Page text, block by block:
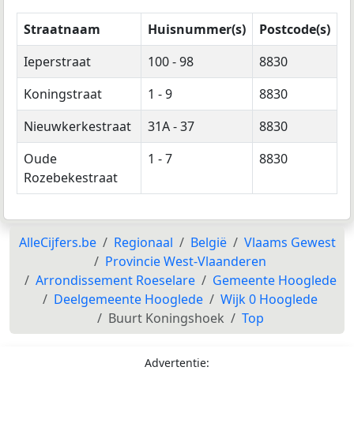
Straatnaam Huisnummer(s)
Postcode(s)
Ieperstraat
100 - 98
8830
Koningstraat
1 - 9
8830
Nieuwkerkestraat
31A - 37
8830
Oude
Rozebekestraat
1 - 7 8830
AlleCijfers.be Regionaal België
Vlaams Gewest
Provincie West-Vlaanderen
Arrondissement Roeselare
Gemeente Hooglede
Deelgemeente Hooglede
Wijk 0 Hooglede
Buurt Koningshoek
Top
Advertentie: